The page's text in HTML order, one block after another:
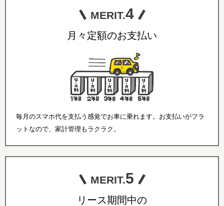
MERIT.4
月々定額のお支払い
毎月のスマホ代を支払う感覚でお車に乗れます。お支払いがフラ
ットなので、家計管理もラクラク。
MERIT.5
リース期間中の